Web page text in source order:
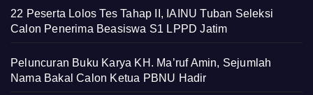
22 Peserta Lolos Tes Tahap II, IAINU Tuban Seleksi
Calon Penerima Beasiswa S1 LPPD Jatim
Peluncuran Buku Karya KH. Ma’ruf Amin, Sejumlah
Nama Bakal Calon Ketua PBNU Hadir